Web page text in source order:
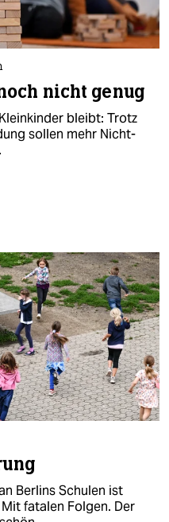
nicht genug
bleibt: Trotz
sollen mehr Nicht-
Berlins Schulen ist
fatalen Folgen. Der